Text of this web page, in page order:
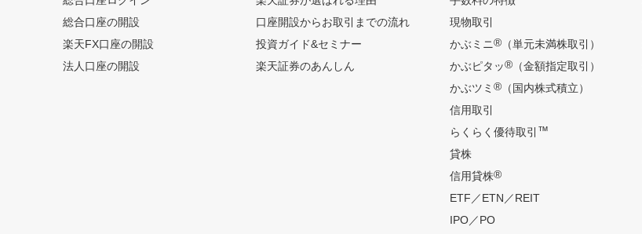
総合口座の開設
楽天FX口座の開設
法人口座の開設
口座開設からお取引までの流れ
投資ガイド&セミナー
楽天証券のあんしん
現物取引
かぶミニ®（単元未満株取引）
かぶピタッ®（金額指定取引）
かぶツミ ®（国内株式積立）
信用取引
らくらく優待取引 ™
貸株
信用貸株®
ETF／ETN／REIT
IPO／PO